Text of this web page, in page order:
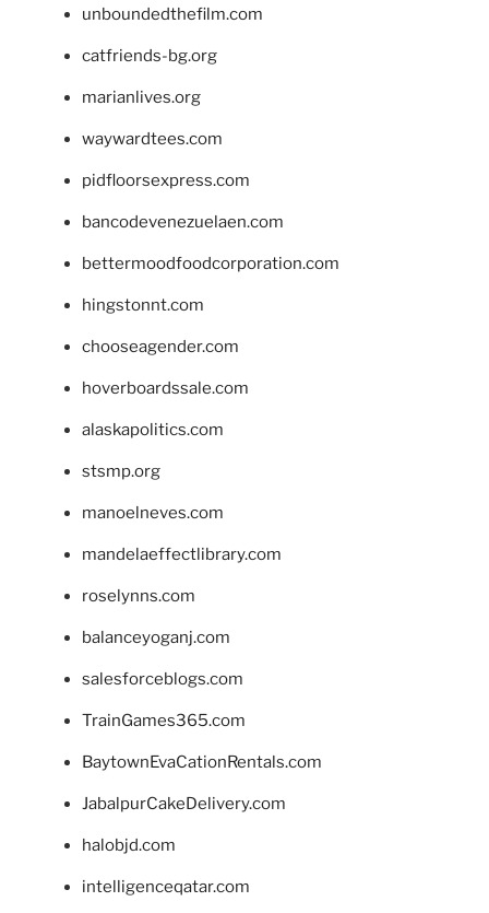
unboundedthefilm.com
catfriends-bg.org
marianlives.org
waywardtees.com
pidfloorsexpress.com
bancodevenezuelaen.com
bettermoodfoodcorporation.com
hingstonnt.com
chooseagender.com
hoverboardssale.com
alaskapolitics.com
stsmp.org
manoelneves.com
mandelaeffectlibrary.com
roselynns.com
balanceyoganj.com
salesforceblogs.com
TrainGames365.com
BaytownEvaCationRentals.com
JabalpurCakeDelivery.com
halobjd.com
intelligenceqatar.com